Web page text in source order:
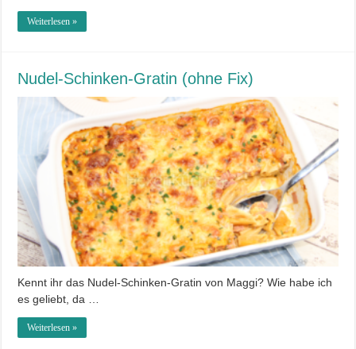
Weiterlesen »
Nudel-Schinken-Gratin (ohne Fix)
Kennt ihr das Nudel-Schinken-Gratin von Maggi? Wie habe ich
es geliebt, da …
Weiterlesen »